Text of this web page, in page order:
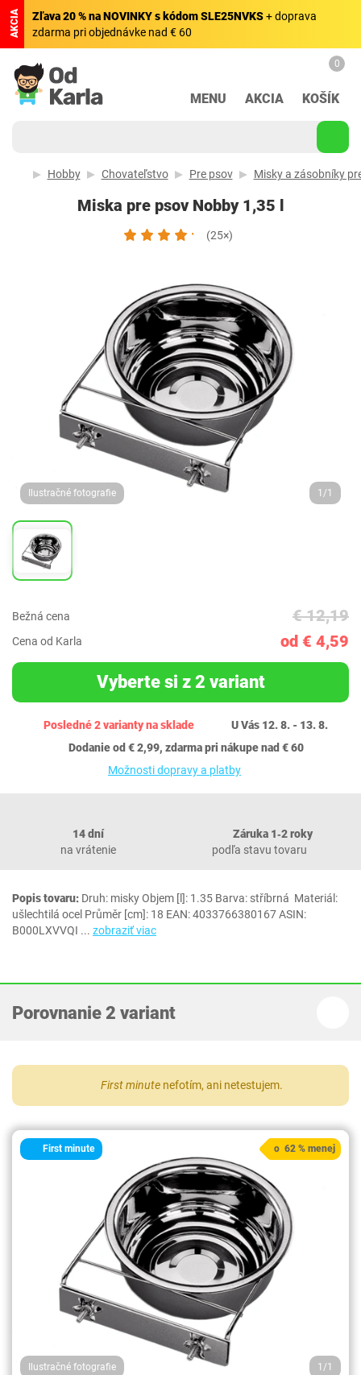
AKCIA Zľava 20 % na NOVINKY s kódom SLE25NVKS+ doprava
zdarma pri objednávke nad € 60
MENU AKCIA
0
KOŠÍK
Hobby Chovateľstvo Pre psov Misky a zásobníky
Miska pre psov Nobby 1,35 l
(25×)
Ilustračné fotografie 1/1
Bežná cena € 12,19
Cena od Karla od € 4,59
Vyberte si z 2 variant
Posledné 2 varianty na sklade
U Vás 12. 8. - 13. 8.
Dodanie od € 2,99, zdarma pri nákupe nad € 60
Možnosti dopravy a platby
14 dní
na vrátenie
Záruka 1‐2 roky
podľa stavu tovaru
Popis tovaru: Druh: misky Objem [l]: 1.35 Barva: stříbrná Materiál:
ušlechtilá ocel Průměr [cm]: 18 EAN: 4033766380167 ASIN:
B000LXVVQI ... zobraziť viac
Porovnanie 2 variant
First minute nefotím, ani netestujem.
First minute
Ilustračné fotografie 1/1
o 62 % menej